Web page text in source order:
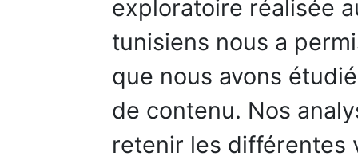
exploratoire réalisée
tunisiens nous a
que nous avons
de contenu. Nos
retenir les différentes